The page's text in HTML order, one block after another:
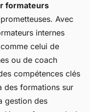
formateurs
Avec
internes
celui de
ou de coach
compétences clés
des formations sur
gestion des